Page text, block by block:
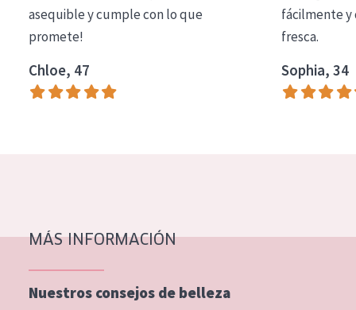
COLECCIÓN
Essentials
Lift+
Piel normal y seca
Piel mixata o grasa
Piel madura
asequible y cumple con lo que
promete!
Chloe, 47
fácilmente y
fresca.
Sophia, 34
MÁS INFORMACIÓN
Nuestros consejos de belleza